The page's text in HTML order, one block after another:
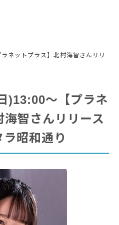
ネットプラス】北村海智さんリリ
)13:00～【プラネ
海智さんリリース
昭和通り